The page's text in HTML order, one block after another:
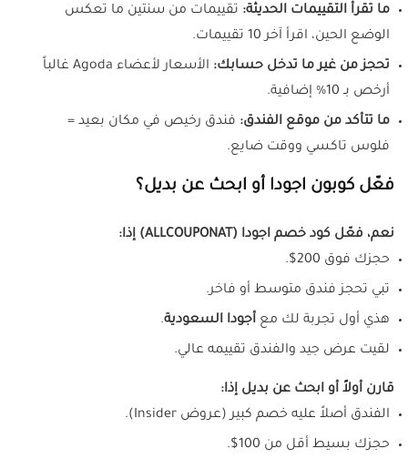
ما تقرأ التقييمات الحديثة: تقييمات من سنتين ما تعكس
الوضع الحين، اقرأ آخر 10 تقييمات.
تحجز من غير ما تدخل حسابك:
الأسعار لأعضاء Agoda غالباً
أرخص بـ 10% إضافية.
ما تتأكد من موقع الفندق: فندق رخيص في مكان بعيد =
فلوس تاكسي ووقت ضايع.
فعّل كوبون اجودا أو ابحث عن بديل؟
نعم، فعّل كود خصم اجودا (ALLCOUPONAT) إذا:
حجزك فوق 200$.
تبي تحجز فندق متوسط أو فاخر.
هذي أول تجربة لك مع أجودا السعودية.
لقيت عرض جيد والفندق تقييمه عالي.
قارن أولاً أو ابحث عن بديل إذا:
الفندق أصلاً عليه خصم كبير (عروض Insider).
حجزك بسيط أقل من 100$.